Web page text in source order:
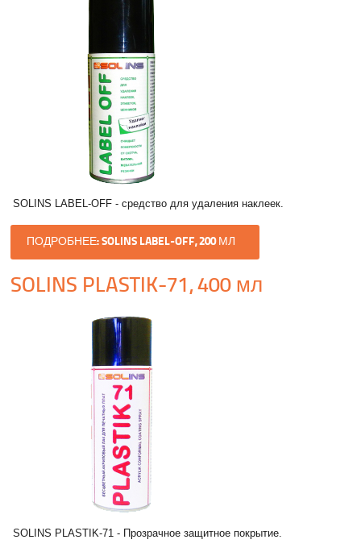
SOLINS LABEL-OFF - средство для удаления наклеек.
ПОДРОБНЕЕ: SOLINS LABEL-OFF, 200 МЛ
SOLINS PLASTIK-71, 400 мл
SOLINS PLASTIK-71 - Прозрачное защитное покрытие.